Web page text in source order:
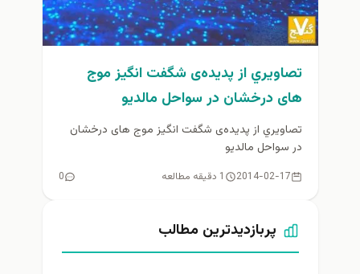
تصاويري از پدیده‌ی شگفت انگيز موج
های درخشان در سواحل مالدیو
تصاويري از پدیده‌ی شگفت انگيز موج های درخشان
در سواحل مالدیو
2014-02-17 1 دقیقه مطالعه 0
پربازدیدترین مطالب